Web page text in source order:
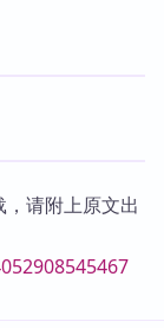
请附上原文出